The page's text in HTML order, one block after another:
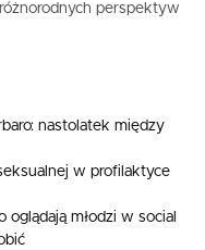
perspektyw
nastolatek między
w profilaktyce
młodzi w social